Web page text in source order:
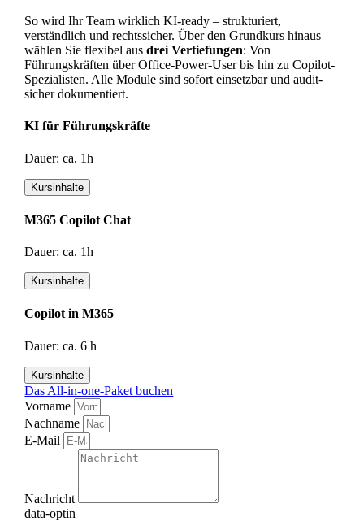
So wird Ihr Team wirklich KI-ready – strukturiert,
verständlich und rechtssicher. Über den Grundkurs hinaus
wählen Sie flexibel ausdrei Vertiefungen: Von
Führungskräften über Office-Power-User bis hin zu Copilot-
Spezialisten. Alle Module sind sofort einsetzbar und audit­
sicher dokumentiert.
KI für Führungskräfte
Dauer: ca. 1h
Kursinhalte
M365 Copilot Chat
Dauer: ca. 1h
Kursinhalte
Copilot in M365
Dauer: ca. 6 h
Kursinhalte
Das All-in-one-Paket buchen
Vorname
Nachname
E-Mail
Nachricht
data-optin